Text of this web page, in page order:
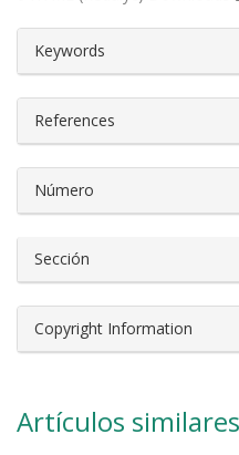
Keywords
References
Número
Sección
Copyright Information
Artículos similares